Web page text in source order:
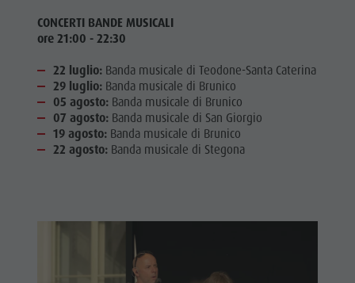
CONCERTI BANDE MUSICALI
ore 21:00 - 22:30
22 luglio: Banda musicale di Teodone-Santa Caterina
29 luglio: Banda musicale di Brunico
05 agosto: Banda musicale di Brunico
07 agosto: Banda musicale di San Giorgio
19 agosto: Banda musicale di Brunico
22 agosto: Banda musicale di Stegona